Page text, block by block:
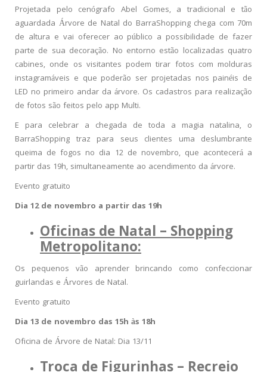
Projetada pelo cenógrafo Abel Gomes, a tradicional e tão
aguardada Árvore de Natal do BarraShopping chega com 70m
de altura e vai oferecer ao público a possibilidade de fazer
parte de sua decoração. No entorno estão localizadas quatro
cabines, onde os visitantes podem tirar fotos com molduras
instagramáveis e que poderão ser projetadas nos painéis de
LED no primeiro andar da árvore. Os cadastros para realização
de fotos são feitos pelo app Multi.
E para celebrar a chegada de toda a magia natalina, o
BarraShopping traz para seus clientes uma deslumbrante
queima de fogos no dia 12 de novembro, que acontecerá a
partir das 19h, simultaneamente ao acendimento da árvore.
Evento gratuito
Dia 12 de novembro a partir das 19h
Oficinas de Natal – Shopping
Metropolitano:
Os pequenos vão aprender brincando como confeccionar
guirlandas e Árvores de Natal.
Evento gratuito
Dia 13 de novembro das 15h às 18h
Oficina de Árvore de Natal: Dia 13/11